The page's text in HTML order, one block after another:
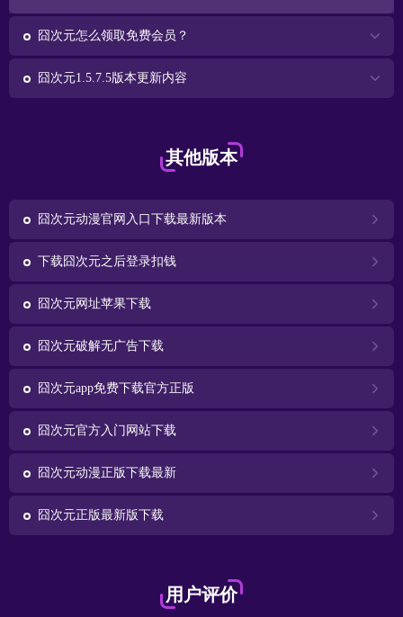
囧次元怎么领取免费会员？
囧次元1.5.7.5版本更新内容
其他版本
囧次元动漫官网入口下载最新版本
下载囧次元之后登录扣钱
囧次元网址苹果下载
囧次元破解无广告下载
囧次元app免费下载官方正版
囧次元官方入门网站下载
囧次元动漫正版下载最新
囧次元正版最新版下载
用户评价